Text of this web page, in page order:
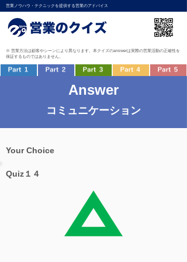
営業ノウハウ・テクニックを提供する営業のアドバイス
※ 営業方法は顧客やシーンにより異なります。本クイズのanswerは実際の営業活動の正確性を
保証するものではありません。
Answer
コミュニケーション
Your Choice
Quiz１４